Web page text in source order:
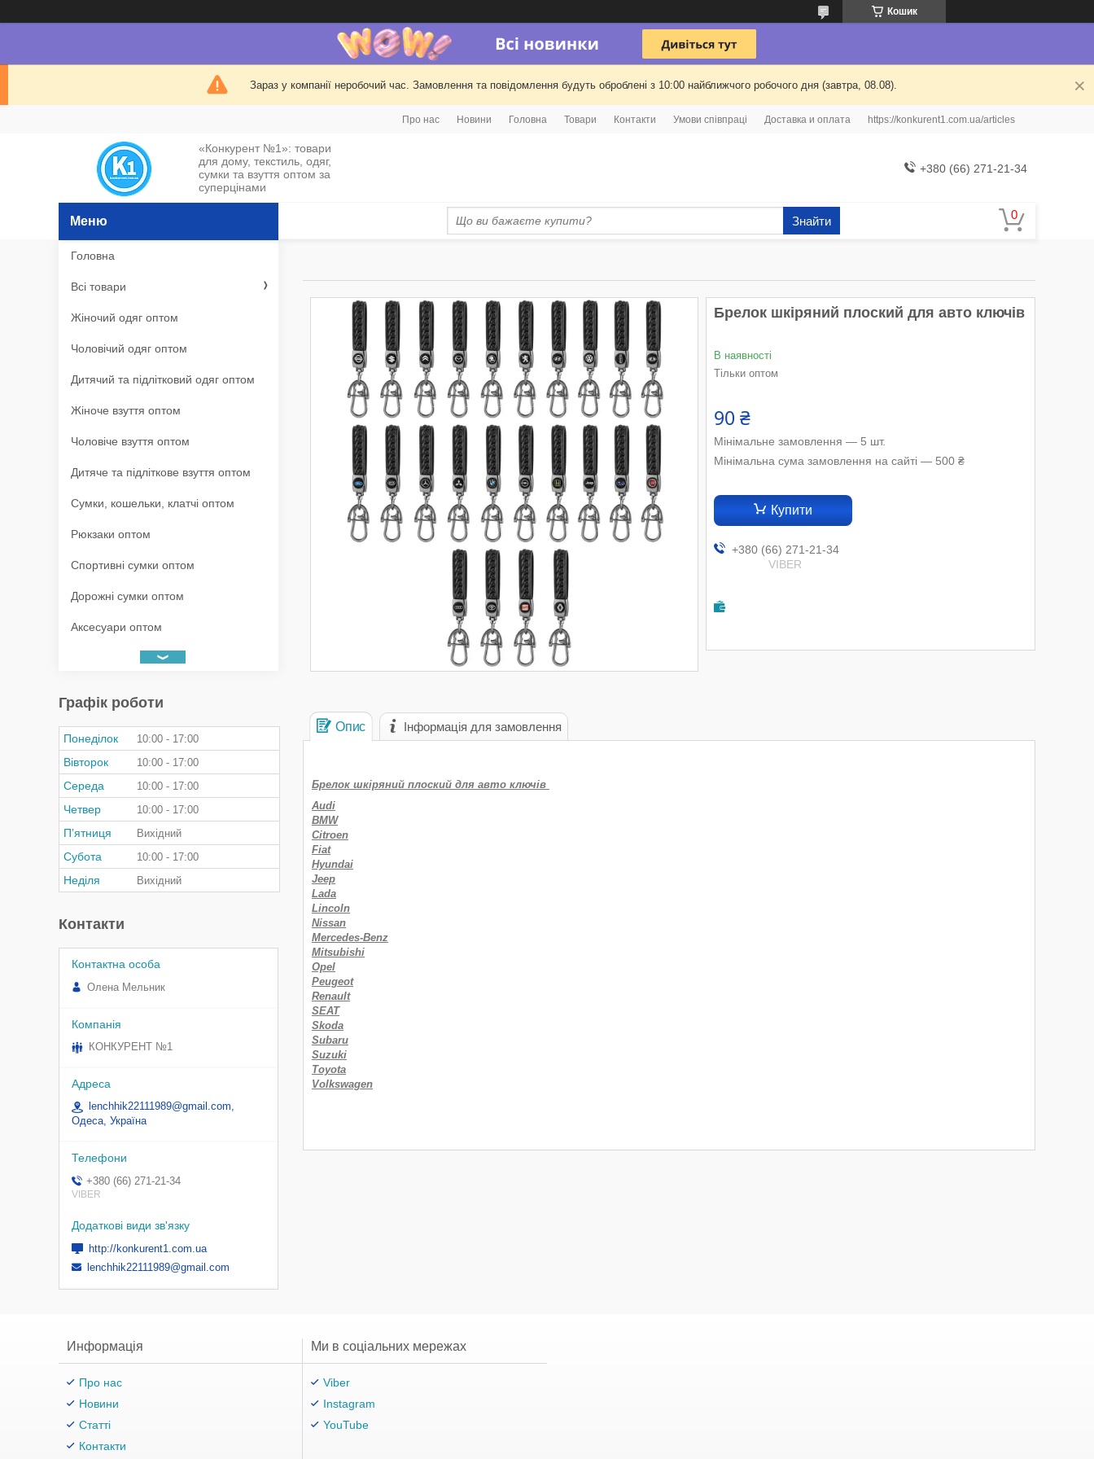
Кошик
Зараз у компанії неробочий час. Замовлення та повідомлення будуть оброблені з 10:00 найближчого робочого дня (завтра, 08.08).
Про нас Новини Головна Товари Контакти Умови співпраці Доставка и оплата https://konkurent1.com.ua/articles
«Конкурент №1»: товари
для дому, текстиль, одяг,
сумки та взуття оптом за
суперцінами
+380 (66) 271-21-34
Знайти
Брелок шкіряний плоский для авто ключів
В наявності
Тільки оптом
90 ₴
Мінімальне замовлення — 5 шт.
Мінімальна сума замовлення на сайті — 500 ₴
Купити
+380 (66) 271-21-34
VIBER
Опис Інформація для замовлення
Брелок шкіряний плоский для авто ключів
Audi
BMW
Citroen
Fiat
Hyundai
Jeep
Lada
Lincoln
Nissan
Mercedes-Benz
Mitsubishi
Opel
Peugeot
Renault
SEAT
Skoda
Subaru
Suzuki
Toyota
Volkswagen
Головна
Всі товари
Жіночий одяг оптом
Чоловічий одяг оптом
Дитячий та підлітковий одяг оптом
Жіноче взуття оптом
Чоловіче взуття оптом
Дитяче та підліткове взуття оптом
Сумки, кошельки, клатчі оптом
Рюкзаки оптом
Спортивні сумки оптом
Дорожні сумки оптом
Аксесуари оптом
Графік роботи
Понеділок 10:00 17:00
Вівторок 10:00 17:00
Середа 10:00 17:00
Четвер 10:00 17:00
Пʼятниця Вихідний
Субота 10:00 17:00
Неділя Вихідний
Контакти
Олена Мельник
КОНКУРЕНТ №1
lenchhik22111989@gmail.com,
Одеса, Україна
+380 (66) 271-21-34
VIBER
http://konkurent1.com.ua
lenchhik22111989@gmail.com
Информація
Про нас
Новини
Статті
Контакти
Ми в соціальних мережах
Viber
Instagram
YouTube